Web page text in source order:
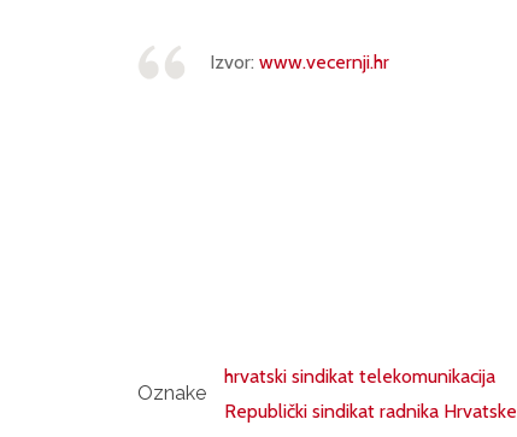
Izvor: www.vecernji.hr
Oznake
hrvatski sindikat telekomunikacija
Republički sindikat radnika Hrvatske